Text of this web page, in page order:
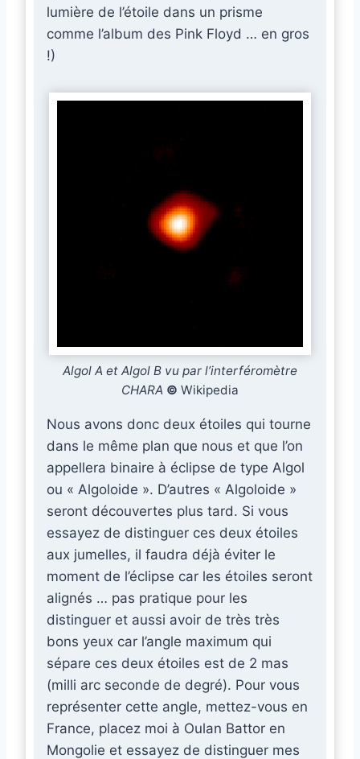
lumière de l’étoile dans un prisme
comme l’album des Pink Floyd … en gros
!)
Algol A et Algol B vu par l’interféromètre
CHARA © Wikipedia
Nous avons donc deux étoiles qui tourne
dans le même plan que nous et que l’on
appellera binaire à éclipse de type Algol
ou « Algoloide ». D’autres « Algoloide »
seront découvertes plus tard. Si vous
essayez de distinguer ces deux étoiles
aux jumelles, il faudra déjà éviter le
moment de l’éclipse car les étoiles seront
alignés … pas pratique pour les
distinguer et aussi avoir de très très
bons yeux car l’angle maximum qui
sépare ces deux étoiles est de 2 mas
(milli arc seconde de degré). Pour vous
représenter cette angle, mettez-vous en
France, placez moi à Oulan Battor en
Mongolie et essayez de distinguer mes